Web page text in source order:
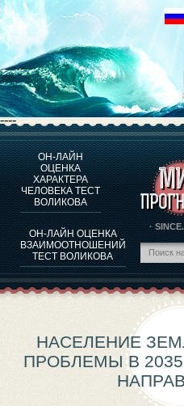
----
ОН-ЛАЙН
ОЦЕНКА
ХАРАКТЕРА
ЧЕЛОВЕКА ТЕСТ
ВОЛИКОВА
ОН-ЛАЙН ОЦЕНКА
ВЗАИМООТНОШЕНИЙ
ТЕСТ ВОЛИКОВА
·
О
ОЦЕНКА
ОЦЕНКА ХАРАКТЕРА
О
ТЕСТ НА
ПРОГНОЗЫ И
НАСЕЛЕНИЕ
ПРОБЛЕМЫ В